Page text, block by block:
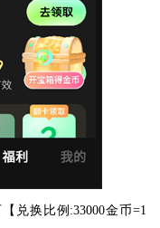
兑换比例:33000金币=1